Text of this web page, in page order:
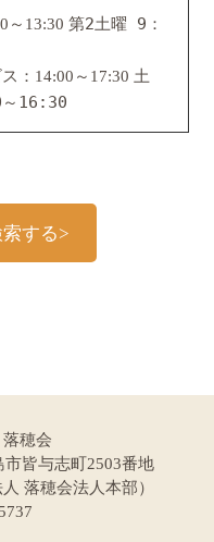
～13:30 第2土曜 9：
：14:00～17:30 土
16:30
する>
穂会
皆与志町2503番地
落穂会法人本部）